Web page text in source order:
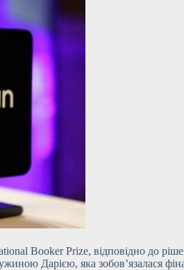
Booker Prize, відповідно до
Дарією, яка зобов’язалася